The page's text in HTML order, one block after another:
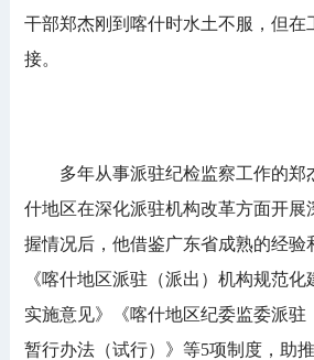
干部郑杰刚到喀什时水土不服，但在
接。
多年从事派驻纪检监察工作的郑
什地区在深化派驻机构改革方面开展
握情况后，他借鉴广东省成熟的经验
《喀什地区派驻（派出）机构规范
实施意见》《喀什地区纪委监委派驻
暂行办法（试行）》等5项制度，助